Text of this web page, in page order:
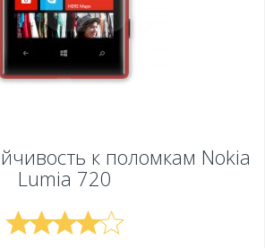
к поломкам Nokia
Lumia 720